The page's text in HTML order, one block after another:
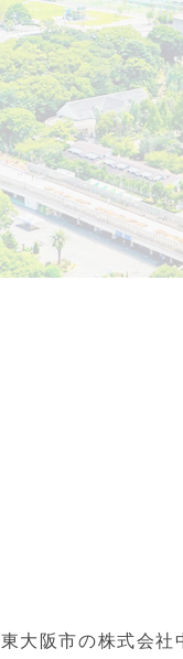
東大阪市の株式会社